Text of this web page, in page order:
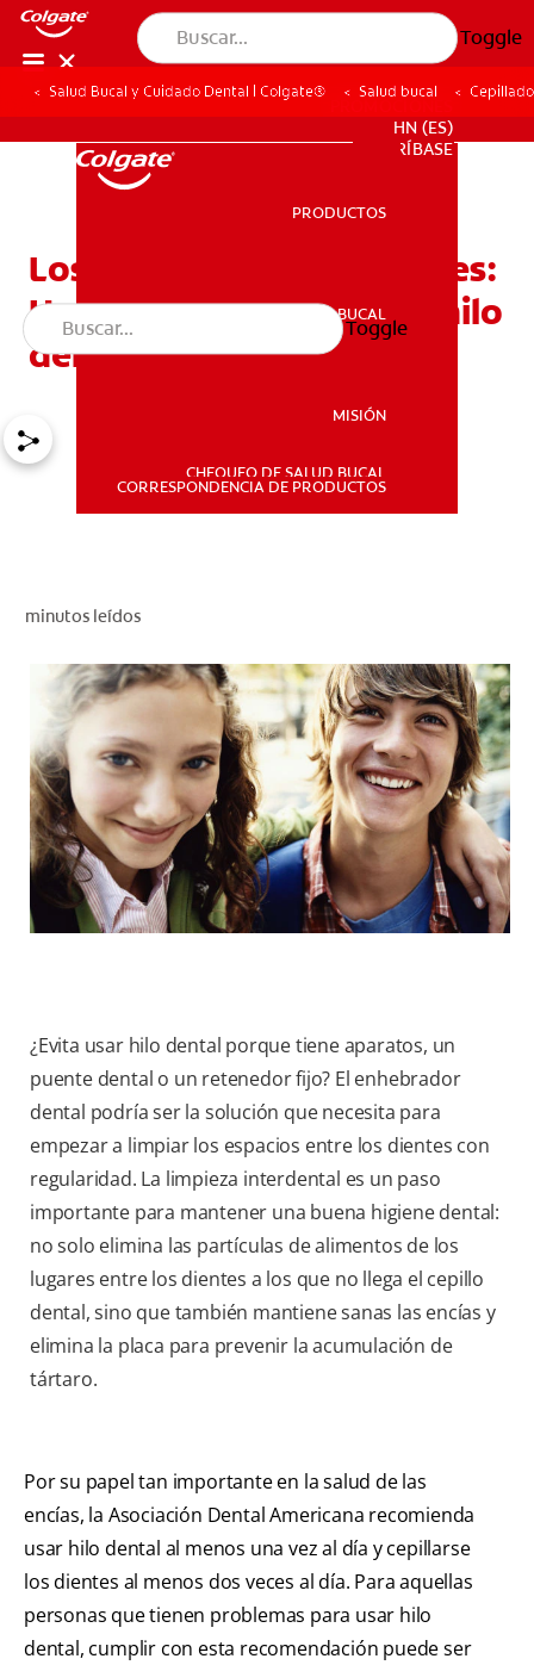
Toggle
SALUD BUCAL
PROMOCIONES
HN (ES)
SUSCRÍBASE
HN (ES)
SUSCRÍBASE
PRODUCTOS
SALUD BUCAL
MISIÓN
CHEQUEO DE SALUD BUCAL
CORRESPONDENCIA DE PRODUCTOS
Toggle
Salud Bucal y Cuidado Dental | Colgate® Salud bucal
Los enhebradores dentales:
Haga más fácil el uso de hilo
dental
minutos leídos
¿Evita usar hilo dental porque tiene aparatos, un
puente dental o un retenedor fijo? El enhebrador
dental podría ser la solución que necesita para
empezar a limpiar los espacios entre los dientes con
regularidad. La limpieza interdental es un paso
importante para mantener una buena higiene dental:
no solo elimina las partículas de alimentos de los
lugares entre los dientes a los que no llega el cepillo
dental, sino que también mantiene sanas las encías y
elimina la placa para prevenir la acumulación de
tártaro.
Por su papel tan importante en la salud de las
encías, la Asociación Dental Americana recomienda
usar hilo dental al menos una vez al día y cepillarse
los dientes al menos dos veces al día. Para aquellas
personas que tienen problemas para usar hilo
dental, cumplir con esta recomendación puede ser